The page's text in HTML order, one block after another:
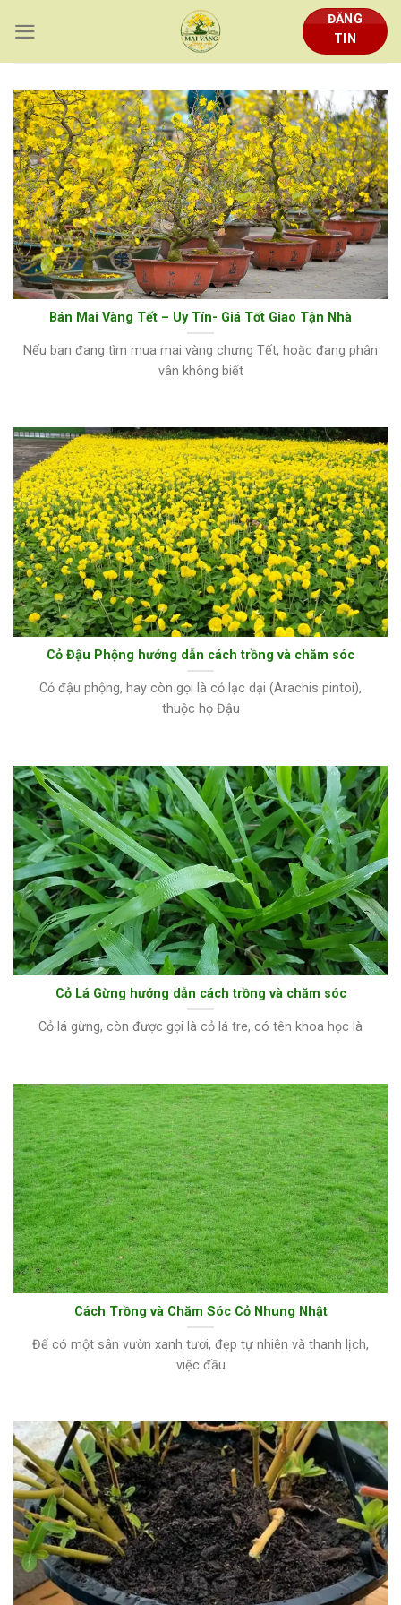
content
ĐĂNG
TIN
Bán Mai Vàng Tết – Uy Tín- Giá Tốt Giao Tận Nhà
Nếu bạn đang tìm mua mai vàng chưng Tết, hoặc đang phân
vân không biết
Cỏ Đậu Phộng hướng dẫn cách trồng và chăm sóc
Cỏ đậu phộng, hay còn gọi là cỏ lạc dại (Arachis pintoi),
thuộc họ Đậu
Cỏ Lá Gừng hướng dẫn cách trồng và chăm sóc
Cỏ lá gừng, còn được gọi là cỏ lá tre, có tên khoa học là
Cách Trồng và Chăm Sóc Cỏ Nhung Nhật
Để có một sân vườn xanh tươi, đẹp tự nhiên và thanh lịch,
việc đầu